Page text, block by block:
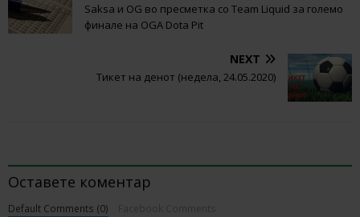
Saksa и OG во пресметка со Team Liquid за големо
финале на OGA Dota Pit
NEXT
Тикет на денот (недела, 24.05.2020)
Оставете коментар
Default Comments (0)